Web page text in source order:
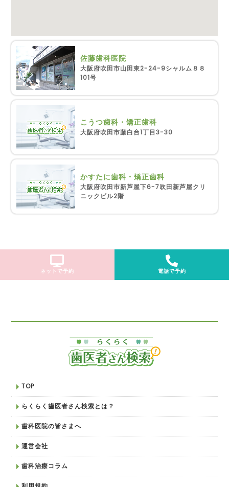
佐藤歯科医院
大阪府吹田市山田東2-24-9シャルム８８
101号
こうつ歯科・矯正歯科
大阪府吹田市藤白台1丁目3-30
かすたに歯科・矯正歯科
大阪府吹田市新芦屋下6-7吹田新芦屋クリ
ニックビル2階
ネットで予約 電話で予約
TOP
らくらく歯医者さん検索とは？
歯科医院の皆さまへ
運営会社
歯科治療コラム